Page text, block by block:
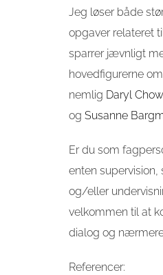
Jeg løser både
opgaver relateret
sparrer jævnligt
hovedfigurerne
nemlig Daryl Chow
og Susanne
Er du som
enten supervision,
og/eller
velkommen til at
dialog og
Referencer: